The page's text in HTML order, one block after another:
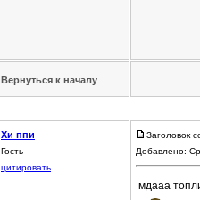
Вернуться к началу
Хи ппи
Гость
цитировать
Заголовок
Добавлено:
мдааа